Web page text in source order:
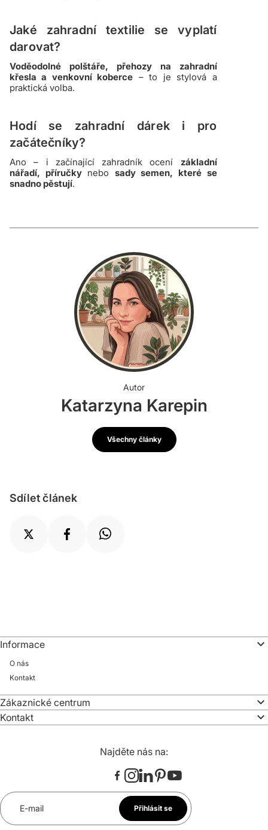
Jaké zahradní textilie se vyplatí
darovat?
Voděodolné polštáře, přehozy na zahradní
křesla a venkovní koberce – to je stylová a
praktická volba.
Hodí se zahradní dárek i pro
začátečníky?
Ano – i začínající zahradník ocení základní
nářadí, příručkynebo sady semen, které se
snadno pěstují.
Autor
Katarzyna Karepin
Všechny články
Sdílet článek
Informace
O nás
Kontakt
Zákaznické centrum
Kontakt
Najděte nás na:
E-mail Přihlásit se